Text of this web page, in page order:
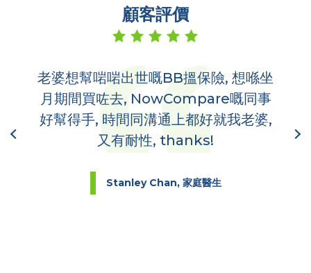
顧客評價
老婆想幫啱啱出世嘅BB搵保險, 想喺坐
月期間買咗去, NowCompare嘅同事
好幫得手, 時間同溝通上都好就我老婆,
又有耐性, thanks!
Stanley Chan, 家庭醫生